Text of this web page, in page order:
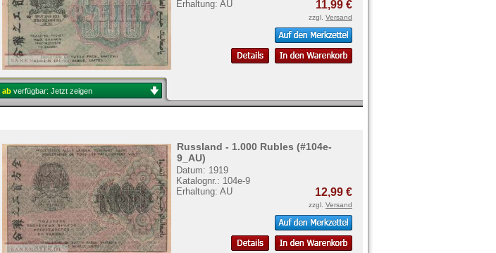
Erhaltung: AU 11,99 €
zzgl. Versand
ab verfügbar: Jetzt zeigen
Russland - 1.000 Rubles (#104e-
9_AU)
Datum: 1919
Katalognr.: 104e-9
Erhaltung: AU
12,99 €
zzgl. Versand